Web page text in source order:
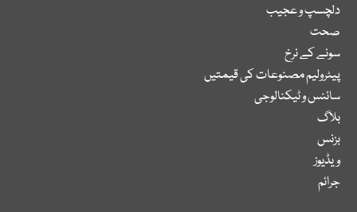
دلچسپ و عجیب
صحت
سونے کے نرخ
پیٹرولیم مصنوعات کی قیمتیں
سائنس و ٹیکنالوجی
بلاگ
بزنس
ویڈیوز
جرائم